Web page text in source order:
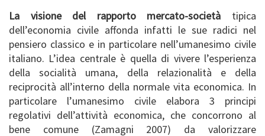
La visione del rapporto mercato-società tipica
dell’economia civile affonda infatti le sue radici nel
pensiero classico e in particolare nell’umanesimo civile
italiano. L’idea centrale è quella di vivere l’esperienza
della socialità umana, della relazionalità e della
reciprocità all’interno della normale vita economica. In
particolare l’umanesimo civile elabora 3 principi
regolativi dell’attività economica, che concorrono al
bene comune (Zamagni 2007) da valorizzare